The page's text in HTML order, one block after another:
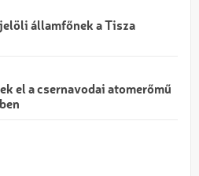
államfőnek a Tisza
el a csernavodai atomerőmű